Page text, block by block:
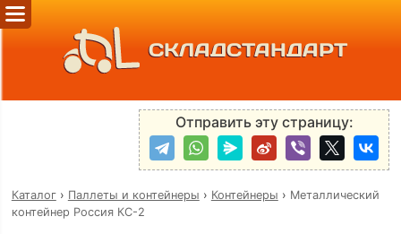
СКЛАДСТАНДАРТ
Отправить эту страницу:
Каталог› Паллеты и контейнеры › Контейнеры › Металлический
контейнер Россия КС-2